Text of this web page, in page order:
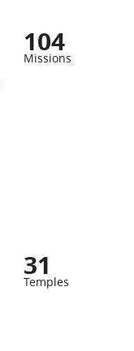
104
Missions
31
Temples